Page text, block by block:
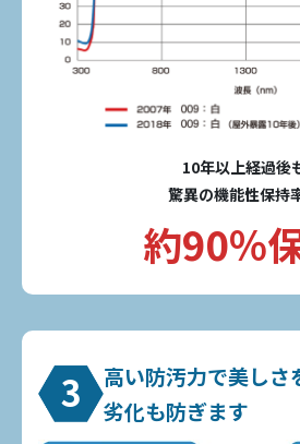
10年以上経過後
驚異の機能性保持
約90％
3
高い防汚力で美しさ
劣化も防ぎます